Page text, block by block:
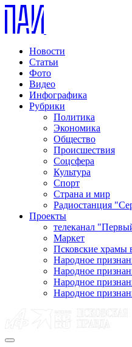
Новости
Статьи
Фото
Видео
Инфографика
Рубрики
Политика
Экономика
Общество
Происшествия
Соцсфера
Культура
Спорт
Страна и мир
Радиостанция
Проекты
телеканал
Маркет
Псковские
Народное
Народное
Народное
Народное